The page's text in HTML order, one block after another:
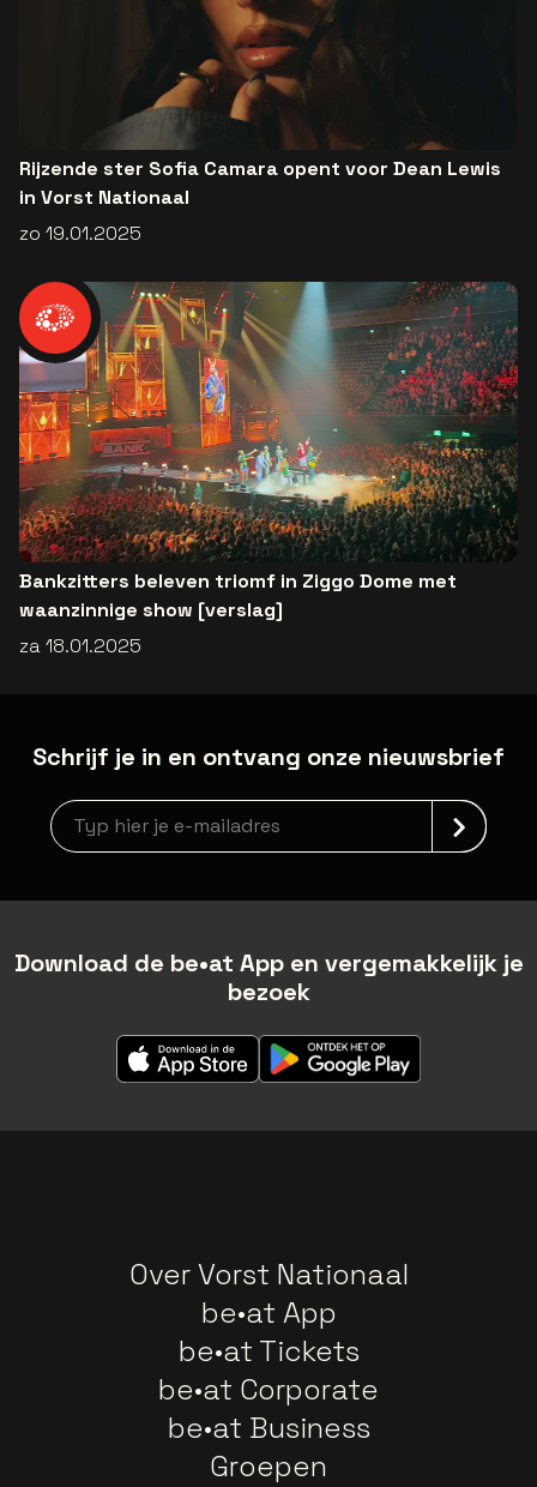
Rijzende ster Sofia Camara opent voor Dean Lewis
in Vorst Nationaal
zo 19.01.2025
Bankzitters beleven triomf in Ziggo Dome met
waanzinnige show [verslag]
za 18.01.2025
Schrijf je in en ontvang onze nieuwsbrief
Nieuwsbrief aanmelding
Download de be•at App en vergemakkelijk je
bezoek
Over Vorst Nationaal
be•at App
be•at Tickets
be•at Corporate
be•at Business
Groepen